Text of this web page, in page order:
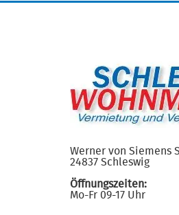
Werner von Siemens
24837 Schleswig
Öffnungszeiten:
Mo-Fr 09-17 Uhr